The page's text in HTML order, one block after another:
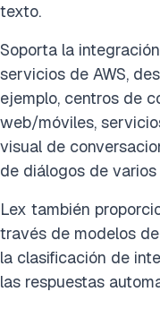
texto.
Soporta la
servicios de AWS,
ejemplo, centros de
web/móviles,
visual de
de diálogos de
Lex también
través de modelos
la clasificación de
las respuestas